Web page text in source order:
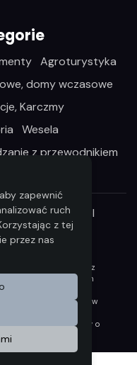
Agroturystyka
domy wczasowe
Karczmy
Wesela
z przewodnikiem
©2026 StayIn.pl
na niniejszej stronie
autorskich, zgodnie z
autorskim i prawach
631 z późn. zm.).
z niniejszej strony w
pisemnej zgody
w materiały prosimy o
bok@stayin.pl
zapewnić
ruch
z tej
przez nas